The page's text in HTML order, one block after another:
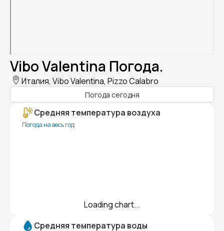
Vibo Valentina Погода.
Италия, Vibo Valentina, Pizzo Calabro
Погода сегодня
Средняя температура воздуха
Погода на весь год
Loading chart...
Средняя температура воды